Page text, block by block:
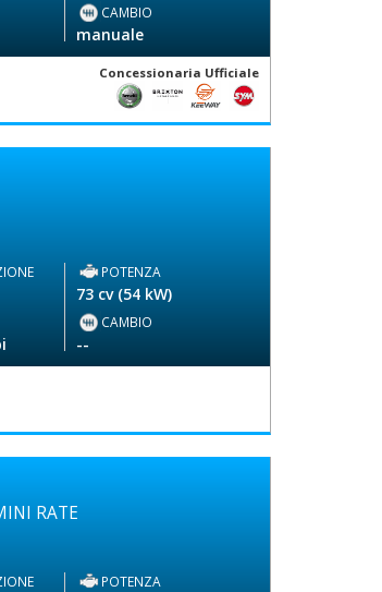
CAMBIO
manuale
Concessionaria Ufficiale
POTENZA
73 cv (54 kW)
CAMBIO
--
RATE
POTENZA